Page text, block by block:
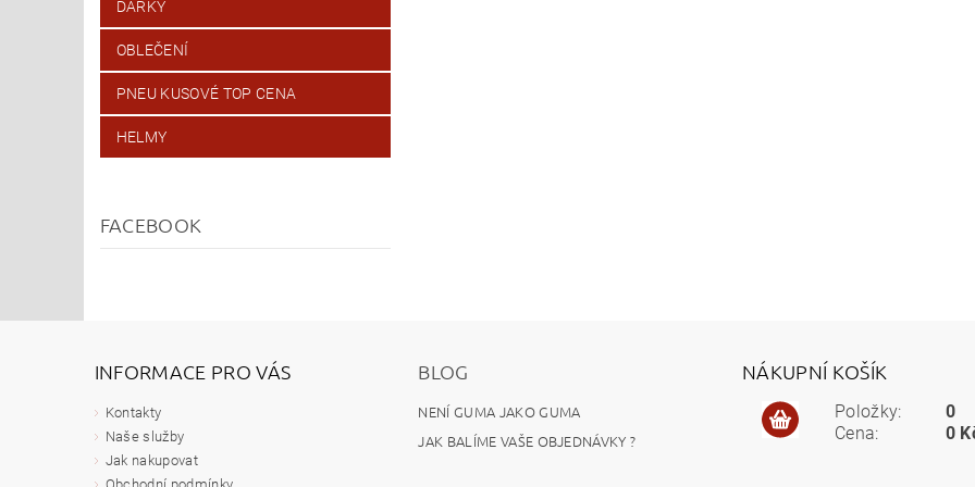
DÁRKY
OBLEČENÍ
PNEU KUSOVÉ TOP CENA
HELMY
FACEBOOK
INFORMACE PRO VÁS
Kontakty
Naše služby
Jak nakupovat
BLOG
NENÍ GUMA JAKO GUMA
JAK BALÍME VAŠE OBJEDNÁVKY ?
NÁKUPNÍ KOŠÍK
Položky:
Cena:
0
0